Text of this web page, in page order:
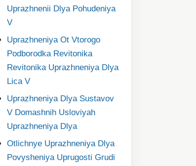
Uprazhnenii Dlya Pohudeniya
V
Uprazhneniya Ot Vtorogo
Podborodka Revitonika
Revitonika Uprazhneniya Dlya
Lica V
Uprazhneniya Dlya Sustavov
V Domashnih Usloviyah
Uprazhneniya Dlya
Otlichnye Uprazhneniya Dlya
Povysheniya Uprugosti Grudi